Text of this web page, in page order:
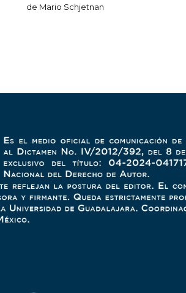
de Mario Schjetnan